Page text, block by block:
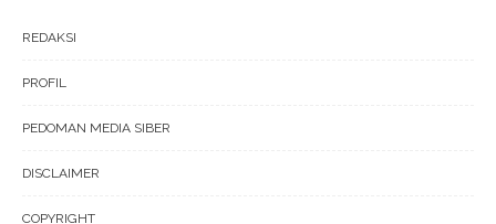
REDAKSI
PROFIL
PEDOMAN MEDIA SIBER
DISCLAIMER
COPYRIGHT